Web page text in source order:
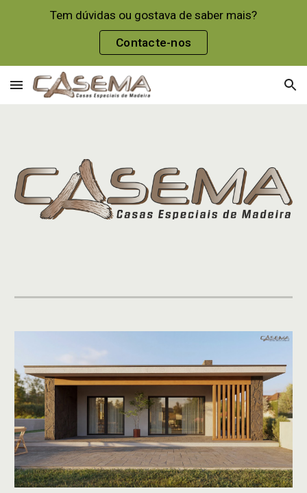
Tem dúvidas ou gostava de saber mais?
Contacte-nos